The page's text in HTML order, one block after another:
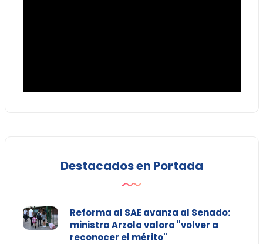
Destacados en Portada
Reforma al SAE avanza al Senado:
ministra Arzola valora "volver a
reconocer el mérito"